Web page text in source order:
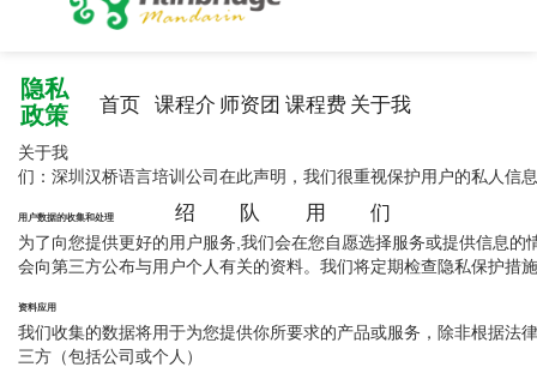
首页 课程介
绍
师资团
队
课程费
用
关于我
们
隐私
政策
关于我
们：深圳汉桥语言培训公司在此声明，我们很重视保护用户的私人信
用户数据的收集和处理
为了向您提供更好的用户服务,我们会在您自愿选择服务或提供信息
会向第三方公布与用户个人有关的资料。我们将定期检查隐私保护措
资料应用
我们收集的数据将用于为您提供你所要求的产品或服务，除非根据法
三方（包括公司或个人）